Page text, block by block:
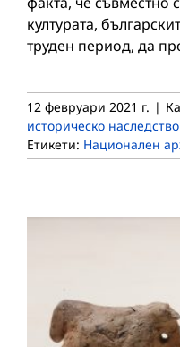
културата,
труден период, да
12 февруари 2021 г. |
историческо
Етикети: Национален